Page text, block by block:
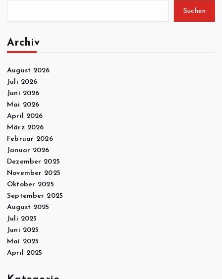
Suchen
Archiv
August 2026
Juli 2026
Juni 2026
Mai 2026
April 2026
März 2026
Februar 2026
Januar 2026
Dezember 2025
November 2025
Oktober 2025
September 2025
August 2025
Juli 2025
Juni 2025
Mai 2025
April 2025